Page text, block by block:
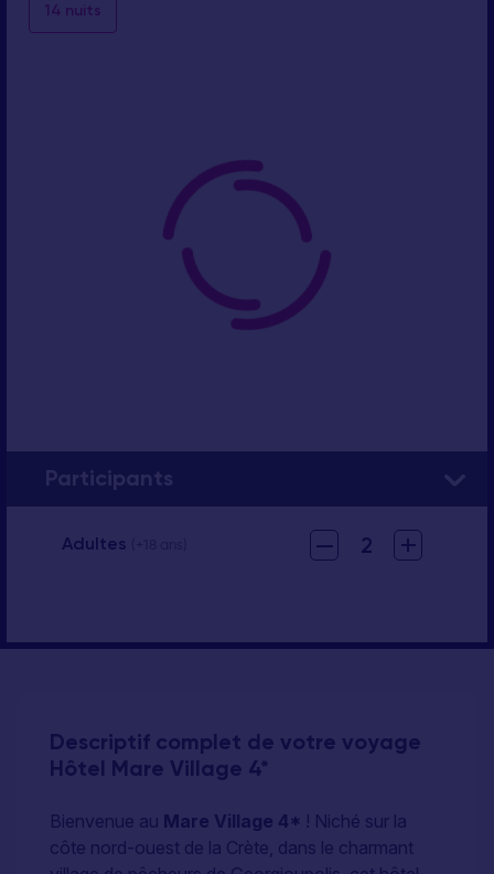
14 nuits
Participants
Adultes – 2 +
Descriptif complet de votre voyage
Hôtel Mare Village 4*
Bienvenue au Mare Village 4* ! Niché sur la
côte nord-ouest de la Crète, dans le charmant